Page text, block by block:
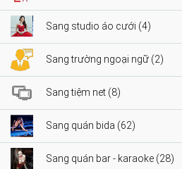
Sang studio áo cưới (4)
Sang trường ngoại ngữ (2)
Sang tiệm net (8)
Sang quán bida (62)
Sang quán bar - karaoke (28)